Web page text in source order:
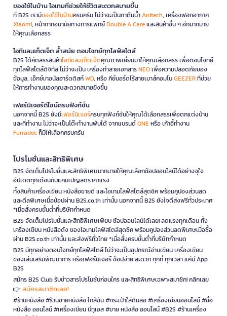
ของใช้ในบ้าน ไอเทมที่ช่วยให้ชีวิตสะดวกสบายขึ้น
ที่ B2S เรามีของใช้ในบ้านครบครัน ไม่ว่าจะเป็นกาต้มน้ำAnitech, เครื่องฟอกอากาศ
Xiaomi, หน้ากากอนามัยทางการแพทย์Double A Careและสินค้าอื่น ๆ อีกมากมาย
ให้คุณเลือกสรร
ไอทีและแก็ดเจ็ต ล้ำสมัย ตอบโจทย์ทุกไลฟ์สไตล์
B2S ได้คัดสรรสินค้าไอทีและแก็ดเจ็ตคุณภาพเยี่ยมมาให้คุณเลือกสรร เพื่อตอบโจทย์
ทุกไลฟ์สไตล์ดิจิทัล ไม่ว่าจะเป็น เครื่องทำลายเอกสารNEOเพื่อความปลอดภัยของ
ข้อมูล, เอ็กซ์เทอนัลฮาร์ดดิสก์WD, หรือ คีย์บอร์ดไร้สายเมาส์คอมโบGEEZERที่ช่วย
ให้การทำงานของคุณสะดวกสบายยิ่งขึ้น
เฟอร์นิเจอร์ดีไซน์ครบฟังก์ชั่น
นอกจากนี้ B2S ยังมีเฟอร์นิเจอร์ครบทุกฟังก์ชันให้คุณได้เลือกสรรเพื่อตกแต่งบ้าน
และที่ทำงาน ไม่ว่าจะเป็นโต๊ะทำงานพับได้ จากแบรนด์ONEหรือ เก้าอี้ทำงาน
Furradecก็มีให้เลือกครบครัน
โปรโมชั่นและสิทธิพิเศษ
B2S จัดเต็มโปรโมชั่นและสิทธิพิเศษมากมายให้คุณเลือกช้อปออนไลน์ได้อย่างจุใจ
อัปเดตทุกเดือนกับแคมเปญลดราคาแรง
ทั้งสินค้าเครื่องเขียน หนังสือขายดี และไอเทมไลฟ์สไตล์สุดชิค พร้อมคูปองส่วนลด
และดีลพิเศษเมื่อช้อปผ่าน B2S.co.th เท่านั้น นอกจากนี้ B2S ยังใจดีส่งฟรีทั่วประเทศ
*เมื่อสั่งครบขั้นต่ำที่บริษัทกำหนด
B2S จัดเต็มโปรโมชั่นและสิทธิพิเศษเพียบ ช้อปออนไลน์ได้เลย! ลดแรงทุกเดือน ทั้ง
เครื่องเขียน หนังสือดัง ของไอเทมไลฟ์สไตล์สุดชิค พร้อมคูปองส่วนลดพิเศษเมื่อซื้อ
ผ่าน B2S.co.th เท่านั้น และส่งฟรีทั่วไทย *เมื่อสั่งครบขั้นต่ำที่บริษัทกำหนด
B2S มีทุกอย่างตอบโจทย์ทุกไลฟ์สไตล์ ไม่ว่าจะเป็นอุปกรณ์อ่านเขียน เครื่องเขียน
ของเล่นเสริมพัฒนาการ หรือเฟอร์นิเจอร์ ช้อปง่าย สะดวก ทุกที่ ทุกเวลา แค่มี App
B2S
สมัคร B2S Club รับข่าวสารโปรโมชั่นก่อนใคร และสิทธิพิเศษเฉพาะสมาชิก! คลิกเลย
👉 สมัครสมาชิกเลย!
#ร้านหนังสือ #ร้านขายหนังสือ ใกล้ฉัน #กระเป๋าใส่ดินสอ #เครื่องเขียนออนไลน์ #ซื้อ
หนังสือ ออนไลน์ #เครื่องเขียน บีทูเอส #ขาย หนังสือ ออนไลน์ #B2S #ร้านเครื่อง